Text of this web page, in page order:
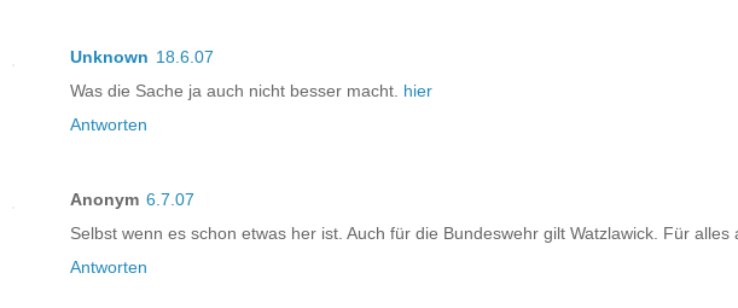
Unknown 18.6.07
Was die Sache ja auch nicht besser macht. hier
Antworten
Anonym 6.7.07
Selbst wenn es schon etwas her ist. Auch für die Bundeswehr gilt Watzlawick. Für alles
Antworten